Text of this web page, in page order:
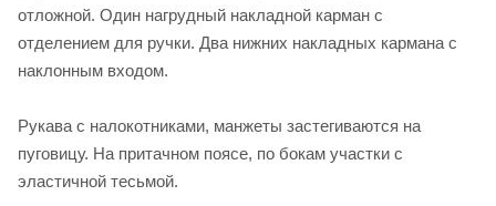
отложной. Один нагрудный накладной карман с
отделением для ручки. Два нижних накладных кармана с
наклонным входом.
Рукава с налокотниками, манжеты застегиваются на
пуговицу. На притачном поясе, по бокам участки с
эластичной тесьмой.